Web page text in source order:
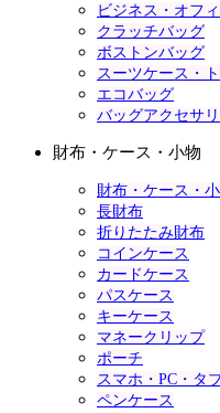
ビジネス・オフ
クラッチバッグ
ボストンバッグ
スーツケース・
エコバッグ
バッグアクセサ
財布・ケース・小物
財布・ケース・
長財布
折りたたみ財布
コインケース
カードケース
パスケース
キーケース
マネークリップ
ポーチ
スマホ・PC・タ
ペンケース